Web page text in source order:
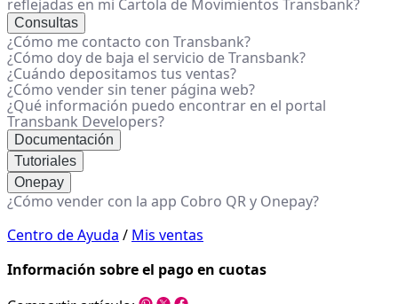
reflejadas en mi Cartola de Movimientos Transbank?
Consultas
¿Cómo me contacto con Transbank?
¿Cómo doy de baja el servicio de Transbank?
¿Cuándo depositamos tus ventas?
¿Cómo vender sin tener página web?
¿Qué información puedo encontrar en el portal
Transbank Developers?
Documentación
Tutoriales
Onepay
¿Cómo vender con la app Cobro QR y Onepay?
Centro de Ayuda / Mis ventas
Información sobre el pago en cuotas